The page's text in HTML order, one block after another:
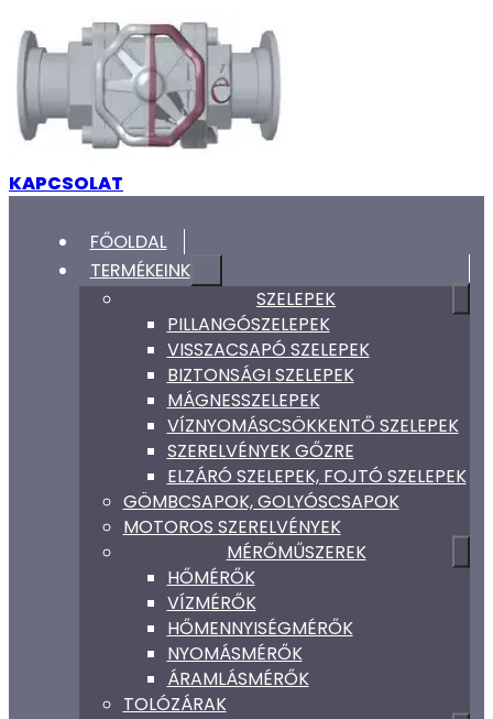
KAPCSOLAT
FŐOLDAL
TERMÉKEINK
SZELEPEK
PILLANGÓSZELEPEK
VISSZACSAPÓ SZELEPEK
BIZTONSÁGI SZELEPEK
MÁGNESSZELEPEK
VÍZNYOMÁSCSÖKKENTŐ SZELEPEK
SZERELVÉNYEK GŐZRE
ELZÁRÓ SZELEPEK, FOJTÓ SZELEPEK
GÖMBCSAPOK, GOLYÓSCSAPOK
MOTOROS SZERELVÉNYEK
MÉRŐMŰSZEREK
HŐMÉRŐK
VÍZMÉRŐK
HŐMENNYISÉGMÉRŐK
NYOMÁSMÉRŐK
ÁRAMLÁSMÉRŐK
TOLÓZÁRAK